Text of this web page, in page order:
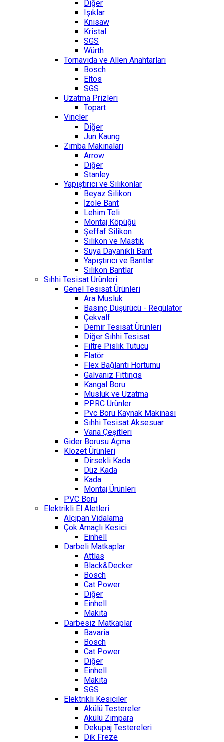
Diğer
Işıklar
Knisaw
Kristal
SGS
Würth
Tornavida ve Allen Anahtarları
Bosch
Eltos
SGS
Uzatma Prizleri
Topart
Vinçler
Diğer
Jun Kaung
Zımba Makinaları
Arrow
Diğer
Stanley
Yapıştırıcı ve Silikonlar
Beyaz Silikon
İzole Bant
Lehim Teli
Montaj Köpüğü
Şeffaf Silikon
Silikon ve Mastik
Suya Dayanıklı Bant
Yapıştırıcı ve Bantlar
Silikon Bantlar
Sıhhi Tesisat Ürünleri
Genel Tesisat Ürünleri
Ara Musluk
Basınç Düşürücü - Regülatör
Çekvalf
Demir Tesisat Ürünleri
Diğer Sıhhi Tesisat
Filtre Pislik Tutucu
Flatör
Flex Bağlantı Hortumu
Galvaniz Fittings
Kangal Boru
Musluk ve Uzatma
PPRC Ürünler
Pvc Boru Kaynak Makinası
Sıhhi Tesisat Aksesuar
Vana Çeşitleri
Gider Borusu Açma
Klozet Ürünleri
Dirsekli Kada
Düz Kada
Kada
Montaj Ürünleri
PVC Boru
Elektrikli El Aletleri
Alçıpan Vidalama
Çok Amaçlı Kesici
Einhell
Darbeli Matkaplar
Attlas
Black&Decker
Bosch
Cat Power
Diğer
Einhell
Makita
Darbesiz Matkaplar
Bavaria
Bosch
Cat Power
Diğer
Einhell
Makita
SGS
Elektrikli Kesiciler
Akülü Testereler
Akülü Zımpara
Dekupaj Testereleri
Dik Freze